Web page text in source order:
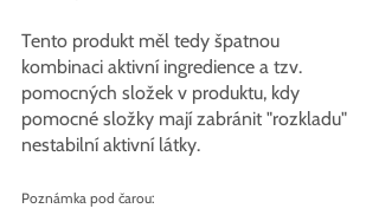
Tento produkt měl tedy špatnou
kombinaci aktivní ingredience a tzv.
pomocných složek v produktu, kdy
pomocné složky mají zabránit "rozkladu"
nestabilní aktivní látky.
Poznámka pod čarou: